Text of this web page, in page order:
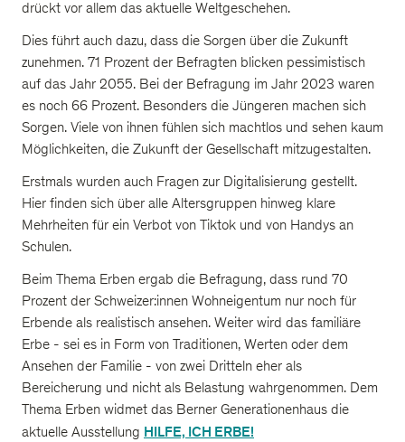
drückt vor allem das aktuelle Weltgeschehen.
Dies führt auch dazu, dass die Sorgen über die Zukunft
zunehmen. 71 Prozent der Befragten blicken pessimistisch
auf das Jahr 2055. Bei der Befragung im Jahr 2023 waren
es noch 66 Prozent. Besonders die Jüngeren machen sich
Sorgen. Viele von ihnen fühlen sich machtlos und sehen kaum
Möglichkeiten, die Zukunft der Gesellschaft mitzugestalten.
Erstmals wurden auch Fragen zur Digitalisierung gestellt.
Hier finden sich über alle Altersgruppen hinweg klare
Mehrheiten für ein Verbot von Tiktok und von Handys an
Schulen.
Beim Thema Erben ergab die Befragung, dass rund 70
Prozent der Schweizer:innen Wohneigentum nur noch für
Erbende als realistisch ansehen. Weiter wird das familiäre
Erbe - sei es in Form von Traditionen, Werten oder dem
Ansehen der Familie - von zwei Dritteln eher als
Bereicherung und nicht als Belastung wahrgenommen. Dem
Thema Erben widmet das Berner Generationenhaus die
aktuelle Ausstellung HILFE, ICH ERBE!